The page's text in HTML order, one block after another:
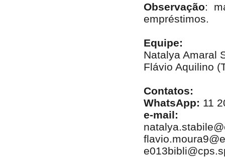
Observação:
empréstimos.
Equipe:
Natalya Amaral
Flávio Aquilino
Contatos:
WhatsApp: 11
e-mail: